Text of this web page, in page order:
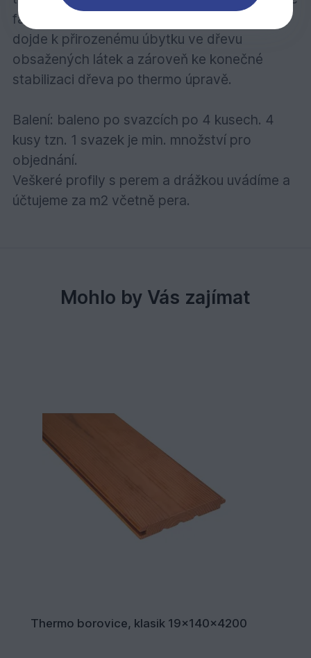
fasádních profilů.. Během těchto 3 měsíců
dojde k přirozenému úbytku ve dřevu
obsažených látek a zároveň ke konečné
stabilizaci dřeva po thermo úpravě.
Balení: baleno po svazcích po 4 kusech. 4
kusy tzn. 1 svazek je min. množství pro
objednání.
Veškeré profily s perem a drážkou uvádíme a
účtujeme za m2 včetně pera.
Mohlo by Vás zajímat
Thermo borovice, klasik 19x140x4200